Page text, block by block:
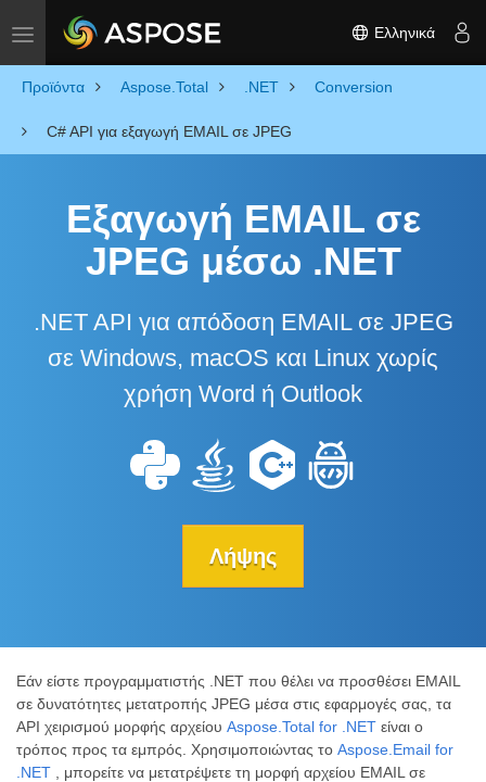
Toggle navigation Ελληνικά
Προϊόντα Aspose.Total .NET Conversion
C# API για εξαγωγή EMAIL σε JPEG
Εξαγωγή EMAIL σε
JPEG μέσω .NET
.NET API για απόδοση EMAIL σε JPEG
σε Windows, macOS και Linux χωρίς
χρήση Word ή Outlook
Λήψης
Εάν είστε προγραμματιστής .NET που θέλει να προσθέσει EMAIL
σε δυνατότητες μετατροπής JPEG μέσα στις εφαρμογές σας, τα
API χειρισμού μορφής αρχείου Aspose.Total for .NET είναι ο
τρόπος προς τα εμπρός. Χρησιμοποιώντας το Aspose.Email for
.NET , μπορείτε να μετατρέψετε τη μορφή αρχείου EMAIL σε